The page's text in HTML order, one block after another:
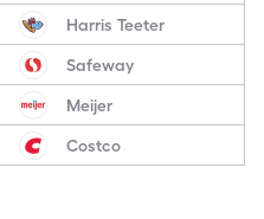
Harris Teeter
Safeway
Meijer
Costco